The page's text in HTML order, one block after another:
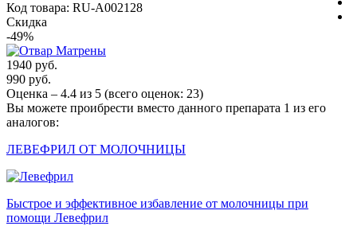
Код товара: RU-A002128
Скидка
-49%
1940 руб.
990 руб.
Оценка – 4.4 из 5 (всего оценок: 23)
Вы можете проибрести вместо данного препарата 1 из его
аналогов:
ЛЕВЕФРИЛ ОТ МОЛОЧНИЦЫ
Быстрое и эффективное избавление от молочницы при
помощи Левефрил